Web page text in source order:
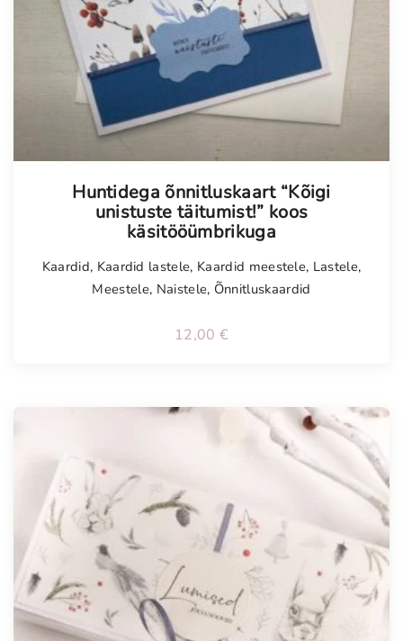
Huntidega õnnitluskaart “Kõigi
unistuste täitumist!” koos
käsitööümbrikuga
Kaardid, Kaardid lastele, Kaardid meestele, Lastele,
Meestele, Naistele, Õnnitluskaardid
12,00 €